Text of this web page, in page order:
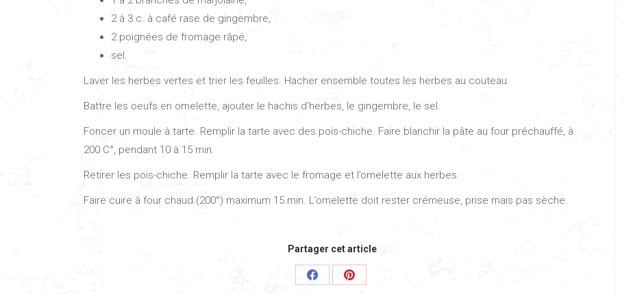
2 à 3 c. à café rase de gingembre,
2 poignées de fromage râpé,
sel.
Laver les herbes vertes et trier les feuilles. Hacher ensemble toutes les herbes au couteau.
Battre les oeufs en omelette, ajouter le hachis d’herbes, le gingembre, le sel.
Foncer un moule à tarte. Remplir la tarte avec des pois-chiche. Faire blanchir la pâte au four préchauffé, à
200 C°, pendant 10 à 15 min.
Retirer les pois-chiche. Remplir la tarte avec le fromage et l’omelette aux herbes.
Faire cuire à four chaud (200°) maximum 15 min. L’omelette doit rester crémeuse, prise mais pas sèche.
Partager cet article
Share
Share